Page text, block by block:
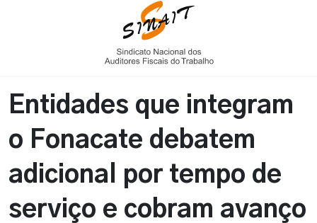
Entidades que integram
o Fonacate debatem
adicional por tempo de
serviço e cobram avanço